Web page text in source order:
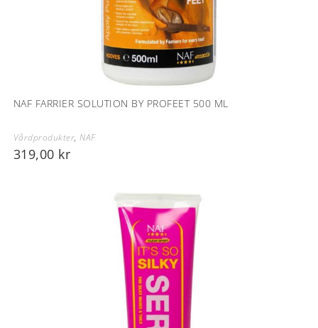
NAF FARRIER SOLUTION BY PROFEET 500 ML
Vårdprodukter,NAF
319,00 kr